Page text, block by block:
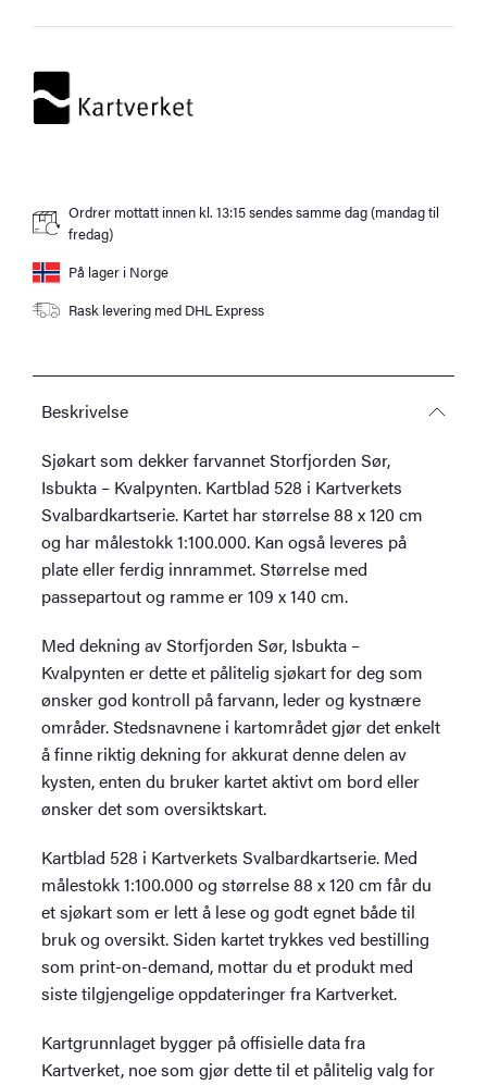
Isbukta
–
Kvalpynten
Ordrer mottatt innen kl. 13:15 sendes samme dag (mandag til
fredag)
På lager i Norge
Rask levering med DHL Express
Beskrivelse
Sjøkart som dekker farvannet Storfjorden Sør,
Isbukta – Kvalpynten. Kartblad 528 i Kartverkets
Svalbardkartserie. Kartet har størrelse 88 x 120 cm
og har målestokk 1:100.000. Kan også leveres på
plate eller ferdig innrammet. Størrelse med
passepartout og ramme er 109 x 140 cm.
Med dekning av Storfjorden Sør, Isbukta –
Kvalpynten er dette et pålitelig sjøkart for deg som
ønsker god kontroll på farvann, leder og kystnære
områder. Stedsnavnene i kartområdet gjør det enkelt
å finne riktig dekning for akkurat denne delen av
kysten, enten du bruker kartet aktivt om bord eller
ønsker det som oversiktskart.
Kartblad 528 i Kartverkets Svalbardkartserie. Med
målestokk 1:100.000 og størrelse 88 x 120 cm får du
et sjøkart som er lett å lese og godt egnet både til
bruk og oversikt. Siden kartet trykkes ved bestilling
som print-on-demand, mottar du et produkt med
siste tilgjengelige oppdateringer fra Kartverket.
Kartgrunnlaget bygger på offisielle data fra
Kartverket, noe som gjør dette til et pålitelig valg for